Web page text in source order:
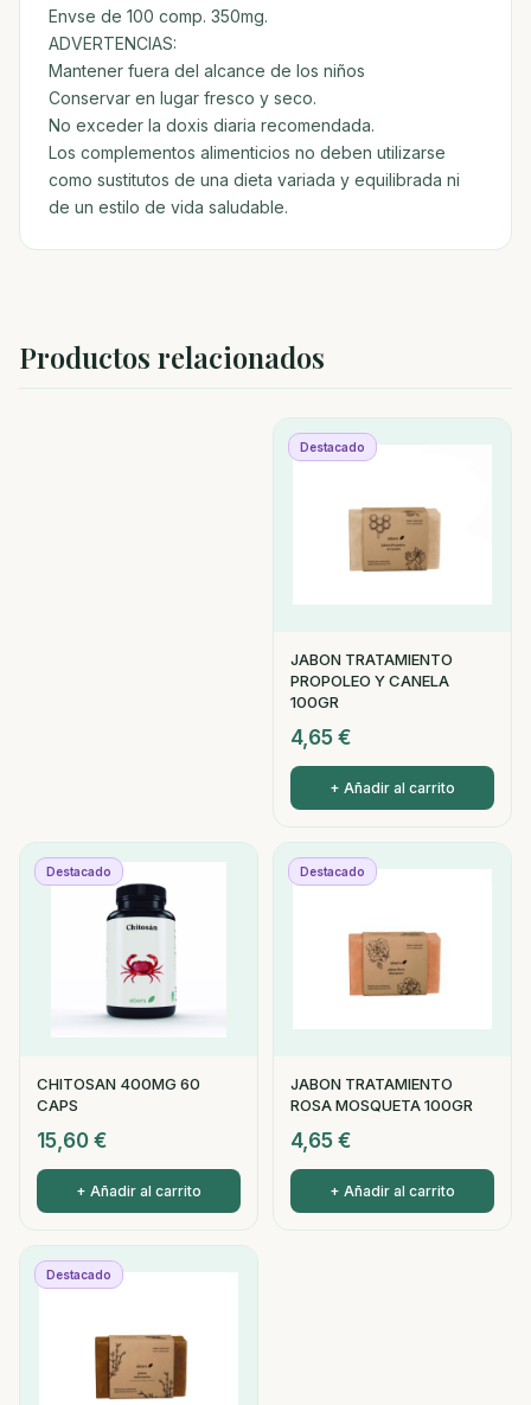
Envse de 100 comp. 350mg.
ADVERTENCIAS:
Mantener fuera del alcance de los niños
Conservar en lugar fresco y seco.
No exceder la doxis diaria recomendada.
Los complementos alimenticios no deben utilizarse
como sustitutos de una dieta variada y equilibrada ni
de un estilo de vida saludable.
Productos relacionados
Destacado
JABON TRATAMIENTO
PROPOLEO Y CANELA
100GR
4,65 €
+ Añadir al carrito
Destacado
CHITOSAN 400MG 60
CAPS
15,60 €
+ Añadir al carrito
Destacado
JABON TRATAMIENTO
ROSA MOSQUETA 100GR
4,65 €
+ Añadir al carrito
Destacado